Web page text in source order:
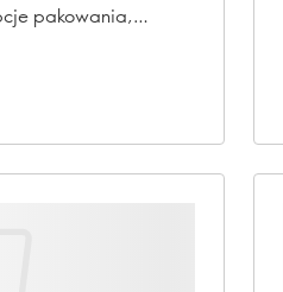
urodą
pakowania,